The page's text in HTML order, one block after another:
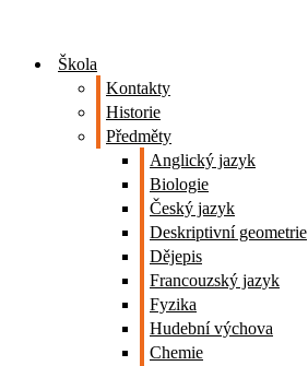
Škola
Kontakty
Historie
Předměty
Anglický jazyk
Biologie
Český jazyk
Deskriptivní geometrie
Dějepis
Francouzský jazyk
Fyzika
Hudební výchova
Chemie